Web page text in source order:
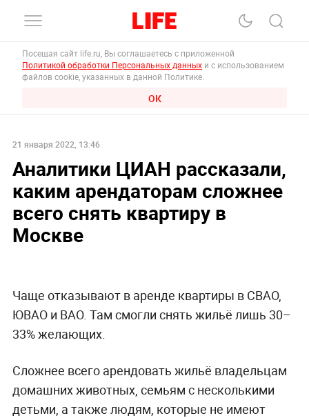
Посещая сайт life.ru, Вы соглашаетесь с приложенной
Политикой обработки Персональных данных и с использованием
файлов cookie, указанных в данной Политике.
ОК
21 января 2022, 13:46
Аналитики ЦИАН рассказали,
каким арендаторам сложнее
всего снять квартиру в
Москве
Чаще отказывают в аренде квартиры в СВАО,
ЮВАО и ВАО. Там смогли снять жильё лишь 30–
33% желающих.
Сложнее всего арендовать жильё владельцам
домашних животных, семьям с несколькими
детьми, а также людям, которые не имеют